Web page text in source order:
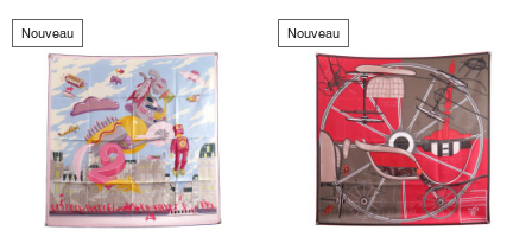
Nouveau Nouveau